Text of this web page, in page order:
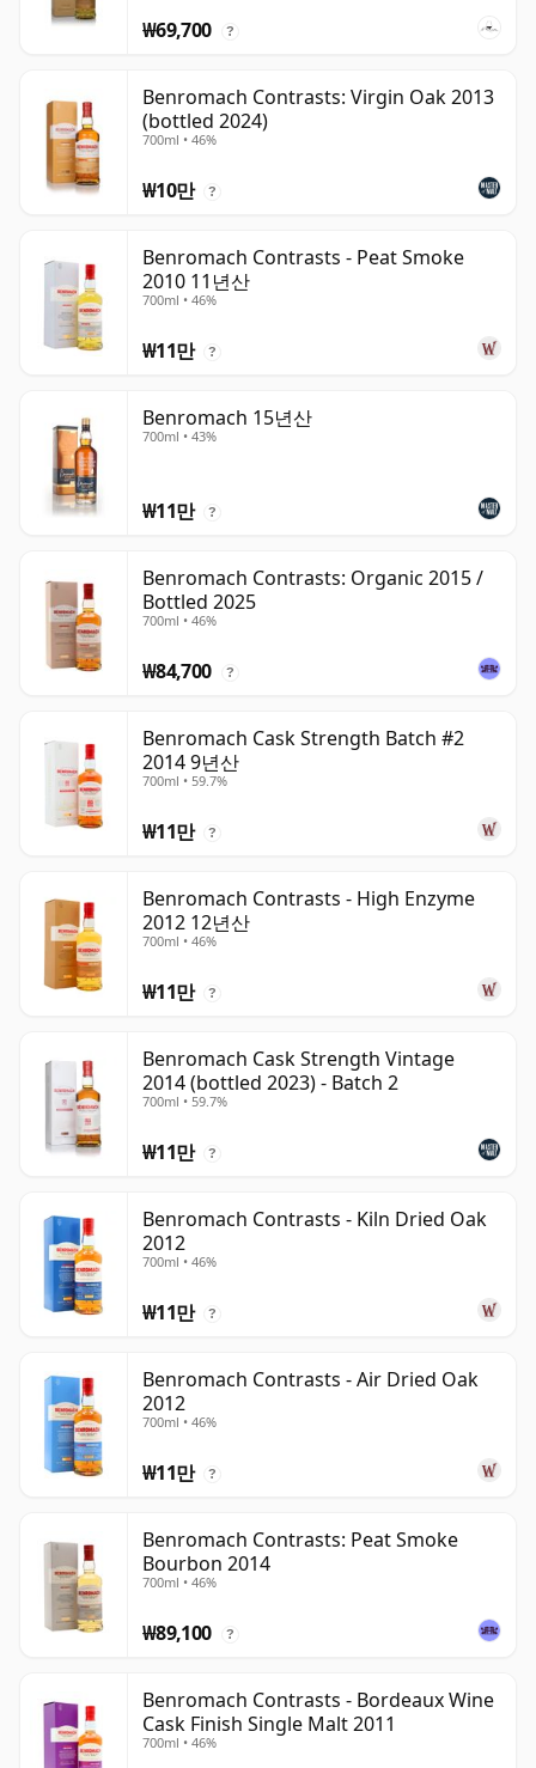
₩69,700 ?
Benromach Contrasts: Virgin Oak 2013
(bottled 2024)
700ml • 46%
₩10만 ?
Benromach Contrasts - Peat Smoke
2010 11년산
700ml • 46%
₩11만 ?
Benromach 15년산
700ml • 43%
₩11만 ?
Benromach Contrasts: Organic 2015 /
Bottled 2025
700ml • 46%
₩84,700 ?
Benromach Cask Strength Batch #2
2014 9년산
700ml • 59.7%
₩11만 ?
Benromach Contrasts - High Enzyme
2012 12년산
700ml • 46%
₩11만 ?
Benromach Cask Strength Vintage
2014 (bottled 2023) - Batch 2
700ml • 59.7%
₩11만 ?
Benromach Contrasts - Kiln Dried Oak
2012
700ml • 46%
₩11만 ?
Benromach Contrasts - Air Dried Oak
2012
700ml • 46%
₩11만 ?
Benromach Contrasts: Peat Smoke
Bourbon 2014
700ml • 46%
₩89,100 ?
Benromach Contrasts - Bordeaux Wine
Cask Finish Single Malt 2011
700ml • 46%